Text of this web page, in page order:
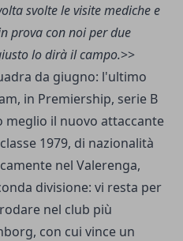
svolte le visite mediche e
prova con noi per due
lo dirà il campo.>>
da giugno: l'ultimo
in Premiership, serie B
meglio il nuovo attaccante
1979, di nazionalità
nel Valerenga,
divisione: vi resta per
nel club più
con cui vince un